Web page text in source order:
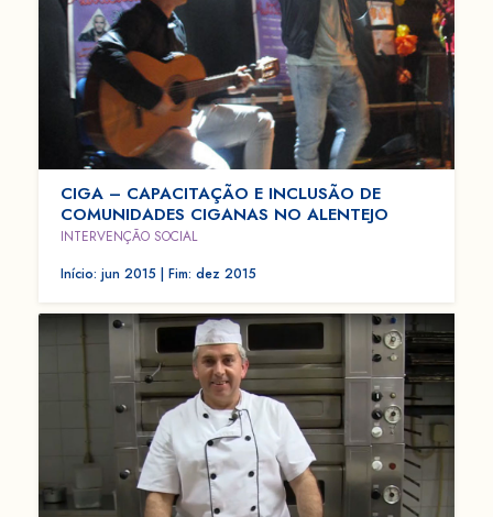
CIGA – CAPACITAÇÃO E INCLUSÃO DE
COMUNIDADES CIGANAS NO ALENTEJO
INTERVENÇÃO SOCIAL
Início: jun 2015 | Fim: dez 2015